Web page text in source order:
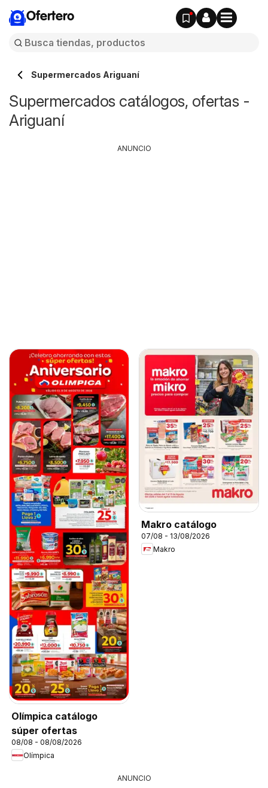
Ofertero
Supermercados Ariguaní
Supermercados catálogos, ofertas -
Ariguaní
Olímpica catálogo
súper ofertas
08/08 - 08/08/2026
Olímpica
Makro catálogo
07/08 - 13/08/2026
Makro
ANUNCIO
ANUNCIO